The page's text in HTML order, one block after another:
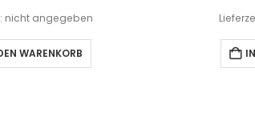
nicht angegeben
WARENKORB